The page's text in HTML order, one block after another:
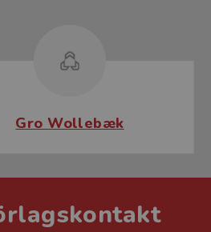
Gro Wollebæk